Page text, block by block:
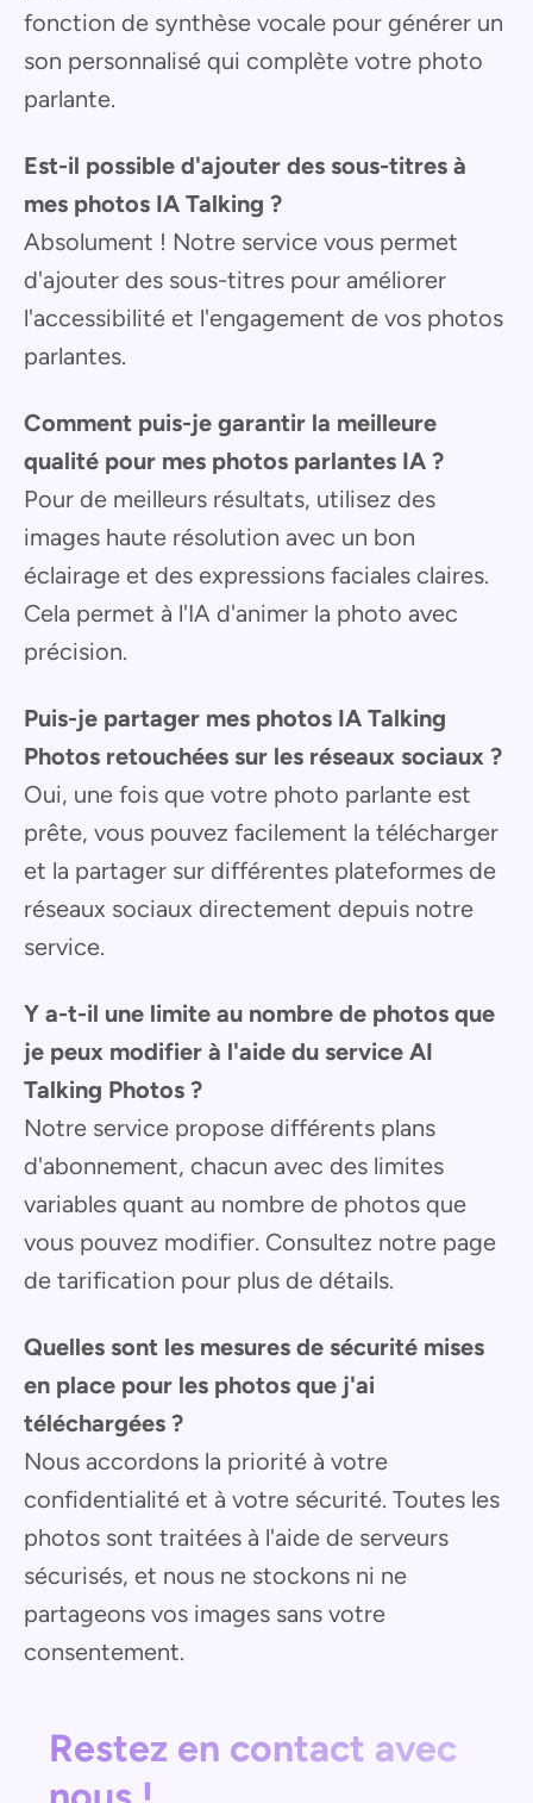
fonction de synthèse vocale pour générer un
son personnalisé qui complète votre photo
parlante.
Est-il possible d'ajouter des sous-titres à
mes photos IA Talking ?
Absolument ! Notre service vous permet
d'ajouter des sous-titres pour améliorer
l'accessibilité et l'engagement de vos photos
parlantes.
Comment puis-je garantir la meilleure
qualité pour mes photos parlantes IA ?
Pour de meilleurs résultats, utilisez des
images haute résolution avec un bon
éclairage et des expressions faciales claires.
Cela permet à l'IA d'animer la photo avec
précision.
Puis-je partager mes photos IA Talking
Photos retouchées sur les réseaux sociaux ?
Oui, une fois que votre photo parlante est
prête, vous pouvez facilement la télécharger
et la partager sur différentes plateformes de
réseaux sociaux directement depuis notre
service.
Y a-t-il une limite au nombre de photos que
je peux modifier à l'aide du service AI
Talking Photos ?
Notre service propose différents plans
d'abonnement, chacun avec des limites
variables quant au nombre de photos que
vous pouvez modifier. Consultez notre page
de tarification pour plus de détails.
Quelles sont les mesures de sécurité mises
en place pour les photos que j'ai
téléchargées ?
Nous accordons la priorité à votre
confidentialité et à votre sécurité. Toutes les
photos sont traitées à l'aide de serveurs
sécurisés, et nous ne stockons ni ne
partageons vos images sans votre
consentement.
Restez en contact avec